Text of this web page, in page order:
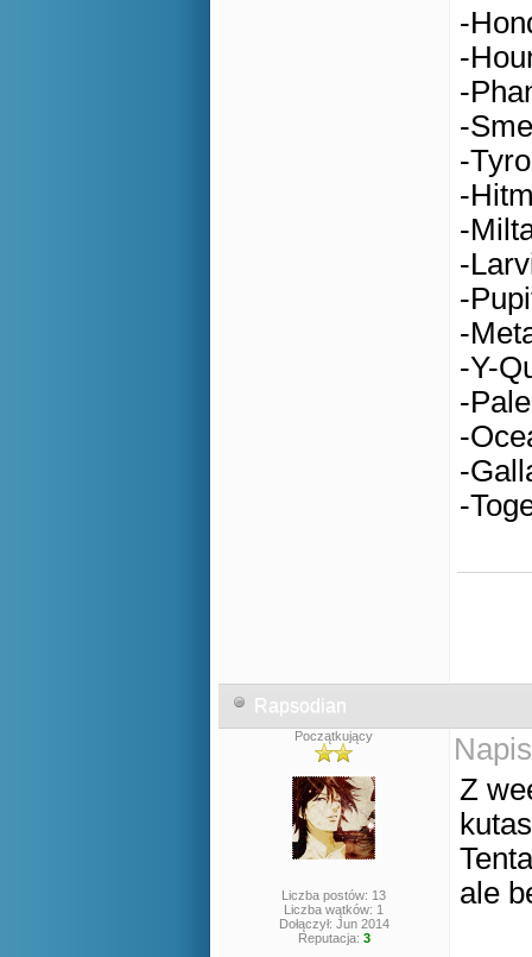
-
-
-
-
-
-
-
-
-
-
-Y-
-
-
-
-
Rapsodian
Początkujący
Liczba postów: 13
Liczba wątków: 1
Dołączył: Jun 2014
Reputacja: 3
Z
ale